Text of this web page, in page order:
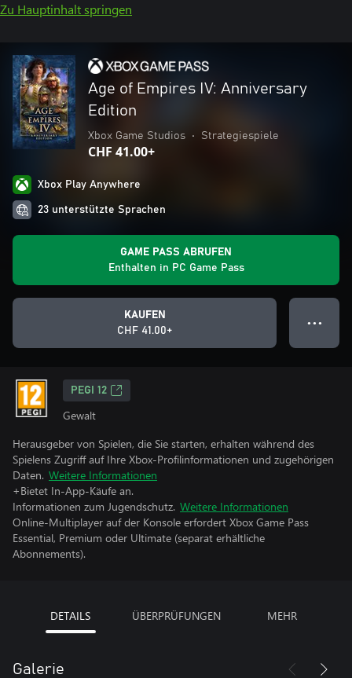
Zu Hauptinhalt springen
Age of Empires IV: Anniversary
Edition
Xbox Game Studios • Strategiespiele
CHF 41.00+
Xbox Play Anywhere
23 unterstützte Sprachen
GAME PASS ABRUFEN
Enthalten in PC Game Pass
KAUFEN
CHF 41.00+
● ● ●
PEGI 12
Gewalt
Herausgeber von Spielen, die Sie starten, erhalten während des
Spielens Zugriff auf Ihre Xbox-Profilinformationen und zugehörigen
Daten. Weitere Informationen
+Bietet In-App-Käufe an.
Informationen zum Jugendschutz. Weitere Informationen
Online-Multiplayer auf der Konsole erfordert Xbox Game Pass
Essential, Premium oder Ultimate (separat erhältliche
Abonnements).
DETAILS ÜBERPRÜFUNGEN MEHR
Galerie